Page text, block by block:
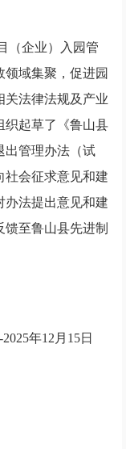
（企业）入园管
域集聚，促进园
关法律法规及产业
织起草了《鲁山县
出管理办法（试
社会征求意见和建
办法提出意见和建
至鲁山县先进制
年12月15日